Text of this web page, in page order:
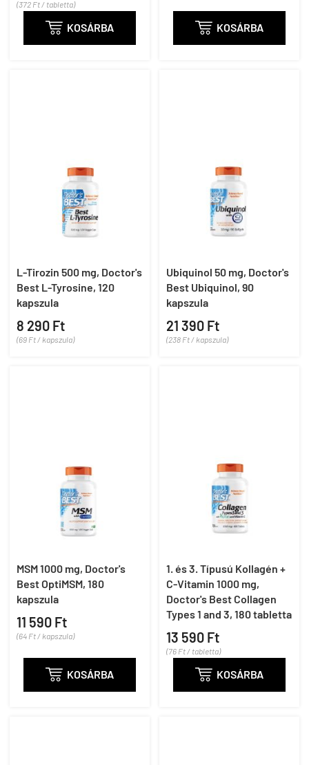
(372 Ft / tabletta)
 KOSÁRBA  KOSÁRBA
L-Tirozin 500 mg, Doctor's
Best L-Tyrosine, 120
kapszula
8 290 Ft
(69 Ft / kapszula)
Ubiquinol 50 mg, Doctor's
Best Ubiquinol, 90
kapszula
21 390 Ft
(238 Ft / kapszula)
MSM 1000 mg, Doctor's
Best OptiMSM, 180
kapszula
11 590 Ft
(64 Ft / kapszula)
 KOSÁRBA
1. és 3. Típusú Kollagén +
C-Vitamin 1000 mg,
Doctor's Best Collagen
Types 1 and 3, 180 tabletta
13 590 Ft
(76 Ft / tabletta)
 KOSÁRBA